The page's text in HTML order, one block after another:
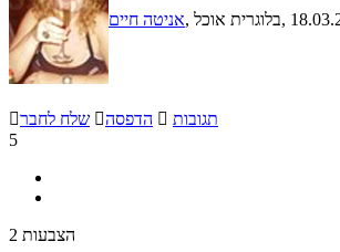
אניטה חיים , בלוגרית אוכל,
שלח לחבר הדפסה  תגובות
5
2 הצבעות